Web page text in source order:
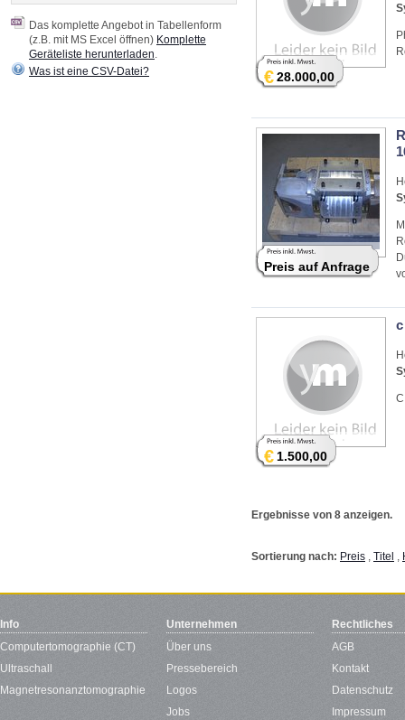
€28.000,00
Preis auf Anfrage
€1.500,00
Ergebnisse von 8 anzeigen.
Sortierung nach: Preis , Titel ,
Das komplette Angebot in Tabellenform
(z.B. mit MS Excel öffnen) Komplette
Geräteliste herunterladen
Was ist eine CSV-Datei?
Info
Computertomographie (CT)
Ultraschall
Magnetresonanztomographie
Unternehmen
Über uns
Pressebereich
Logos
Jobs
Rechtliches
AGB
Kontakt
Datenschutz
Impressum